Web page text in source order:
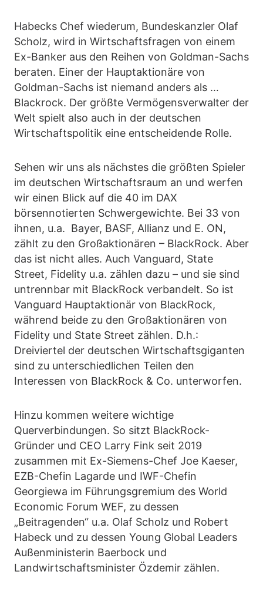
Habecks Chef wiederum, Bundeskanzler Olaf
Scholz, wird in Wirtschaftsfragen von einem
Ex-Banker aus den Reihen von Goldman-Sachs
beraten. Einer der Hauptaktionäre von
Goldman-Sachs ist niemand anders als …
Blackrock. Der größte Vermögensverwalter der
Welt spielt also auch in der deutschen
Wirtschaftspolitik eine entscheidende Rolle.
Sehen wir uns als nächstes die größten Spieler
im deutschen Wirtschaftsraum an und werfen
wir einen Blick auf die 40 im DAX
börsennotierten Schwergewichte. Bei 33 von
ihnen, u.a. Bayer, BASF, Allianz und E. ON,
zählt zu den Großaktionären – BlackRock. Aber
das ist nicht alles. Auch Vanguard, State
Street, Fidelity u.a. zählen dazu – und sie sind
untrennbar mit BlackRock verbandelt. So ist
Vanguard Hauptaktionär von BlackRock,
während beide zu den Großaktionären von
Fidelity und State Street zählen. D.h.:
Dreiviertel der deutschen Wirtschaftsgiganten
sind zu unterschiedlichen Teilen den
Interessen von BlackRock & Co. unterworfen.
Hinzu kommen weitere wichtige
Querverbindungen. So sitzt BlackRock-
Gründer und CEO Larry Fink seit 2019
zusammen mit Ex-Siemens-Chef Joe Kaeser,
EZB-Chefin Lagarde und IWF-Chefin
Georgiewa im Führungsgremium des World
Economic Forum WEF, zu dessen
„Beitragenden“ u.a. Olaf Scholz und Robert
Habeck und zu dessen Young Global Leaders
Außenministerin Baerbock und
Landwirtschaftsminister Özdemir zählen.